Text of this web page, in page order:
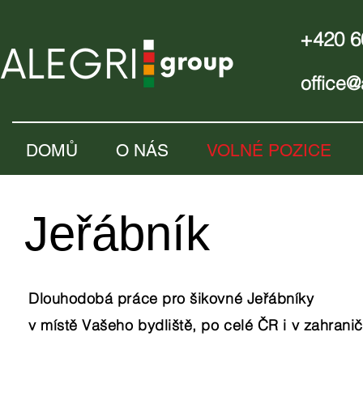
+420
DOMŮ O NÁS VOLNÉ POZICE
Jeřábník
Dlouhodobá práce pro šikovné Jeřábníky
v místě Vašeho bydliště, po celé ČR i v